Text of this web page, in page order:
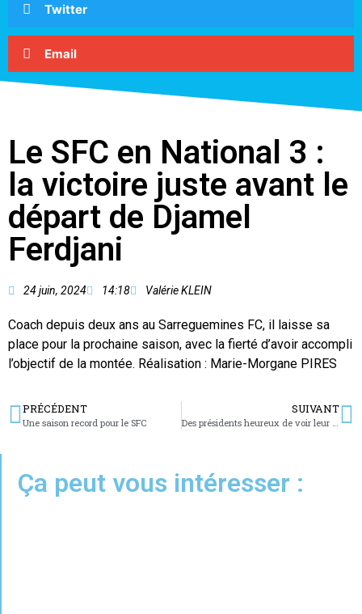
Twitter
Email
Le SFC en National 3 :
la victoire juste avant le
départ de Djamel
Ferdjani
24 juin, 2024 14:18 Valérie KLEIN
Coach depuis deux ans au Sarreguemines FC, il laisse sa
place pour la prochaine saison, avec la fierté d’avoir accompli
l’objectif de la montée. Réalisation : Marie-Morgane PIRES
PRÉCÉDENT
Une saison record pour le SFC
SUIVANT
Des présidents heureux de voir leur équipe monter en National 3
Ça peut vous intéresser :